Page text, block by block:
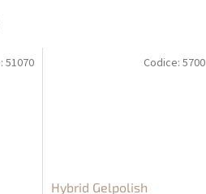
51070
Hybrid Gelpolish
Codice: 5700